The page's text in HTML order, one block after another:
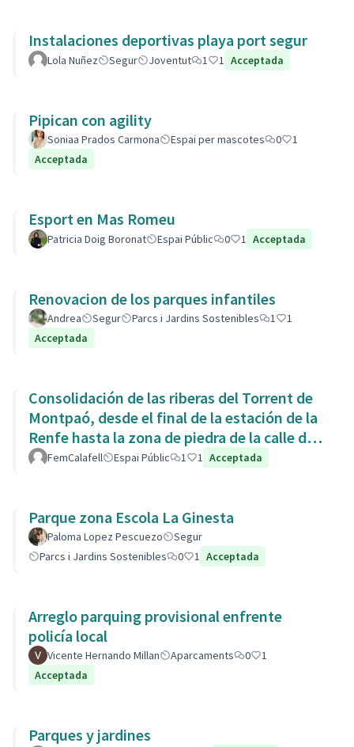
Instalaciones deportivas playa port segur
Lola Nuñez Segur Joventut 1 1 Acceptada
Pipican con agility
Soniaa Prados Carmona Espai per mascotes 0
1
Acceptada
Esport en Mas Romeu
Patricia Doig Boronat Espai Públic 0 1 Acceptada
Renovacion de los parques infantiles
Andrea Segur Parcs i Jardins Sostenibles 1
1
Acceptada
Consolidación de las riberas del Torrent de
Montpaó, desde el final de la estación de la
Renfe hasta la zona de piedra de la calle de
L’Estany.
FemCalafell Espai Públic 1 1 Acceptada
Parque zona Escola La Ginesta
Paloma Lopez Pescuezo
Segur
Parcs i Jardins Sostenibles
0 1 Acceptada
Arreglo parquing provisional enfrente
policía local
Vicente Hernando Millan Aparcaments 0
1
Acceptada
Parques y jardines